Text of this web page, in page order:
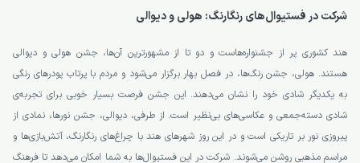
شرکت در فستیوال‌های رنگارنگ: هولی و دیوالی
هند کشوری پر از جشنواره‌هاست و دو تا از مشهورترین آن‌ها، جشن هولی و دیوالی
هستند. هولی، جشن رنگ‌ها، در فصل بهار برگزار می‌شود و مردم با پرتاب پودرهای رنگی
به یکدیگر شادی خود را نشان می‌دهند. این جشن فرصت بسیار خوبی برای تجربه‌ی
شادی دسته‌جمعی و عکاسی‌های بی‌نظیر است. از طرفی، دیوالی، جشن نورها، نمادی از
پیروزی نور بر تاریکی است و در این روز شهرهای هند با چراغ‌های رنگارنگ، آتش‌بازی‌ها و
مراسم مذهبی روشن می‌شوند. شرکت در این فستیوال‌ها به شما امکان می‌دهد تا فرهنگ